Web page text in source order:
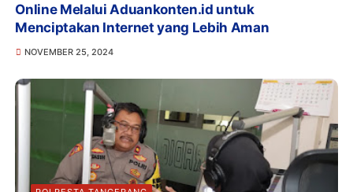
Online Melalui Aduankonten.id untuk
Menciptakan Internet yang Lebih Aman
NOVEMBER 25, 2024